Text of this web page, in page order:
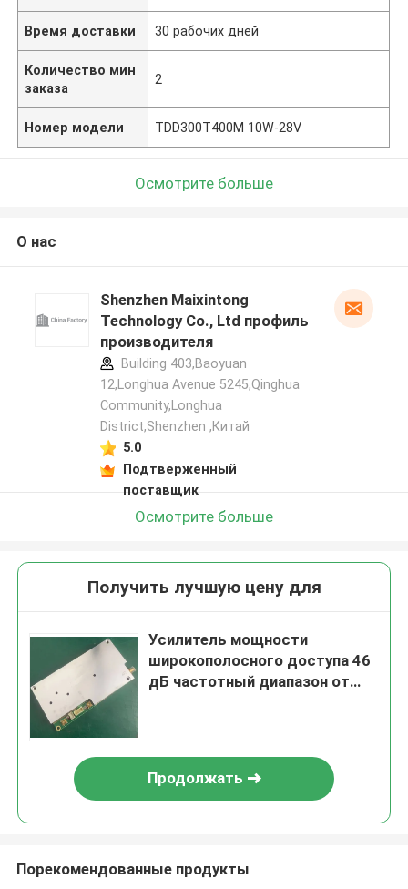
Время доставки 30 рабочих дней
Количество мин
заказа
2
Номер модели TDD300T400M 10W-28V
Осмотрите больше
О нас
Shenzhen Maixintong
Technology Co., Ltd профиль
производителя
Building 403,Baoyuan
12,Longhua Avenue 5245,Qinghua
Community,Longhua
District,Shenzhen ,Китай
5.0
Подтверженный
поставщик
Осмотрите больше
Получить лучшую цену для
Усилитель мощности
широкополосного доступа 46
дБ частотный диапазон от
Продолжать
Порекомендованные продукты